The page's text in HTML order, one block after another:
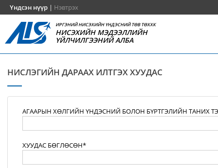
Үндсэн нүүр | Нэвтрэх
ИРГЭНИЙ НИСЭХИЙН ҮНДЭСНИЙ ТӨВ ТӨХХК
НИСЭХИЙН МЭДЭЭЛЛИЙН
ҮЙЛЧИЛГЭЭНИЙ АЛБА
НИСЛЭГИЙН ДАРААХ ИЛТГЭХ ХУУДАС
АГААРЫН ХӨЛГИЙН ҮНДЭСНИЙ БОЛОН БҮРТГЭЛИЙН ТАНИХ
ХУУДАС БӨГЛӨСӨН*